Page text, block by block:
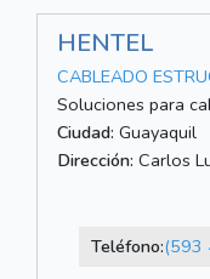
HENTEL
CABLEADO
Soluciones para
Ciudad: Guayaquil
Dirección: Carlos
Teléfono:(593